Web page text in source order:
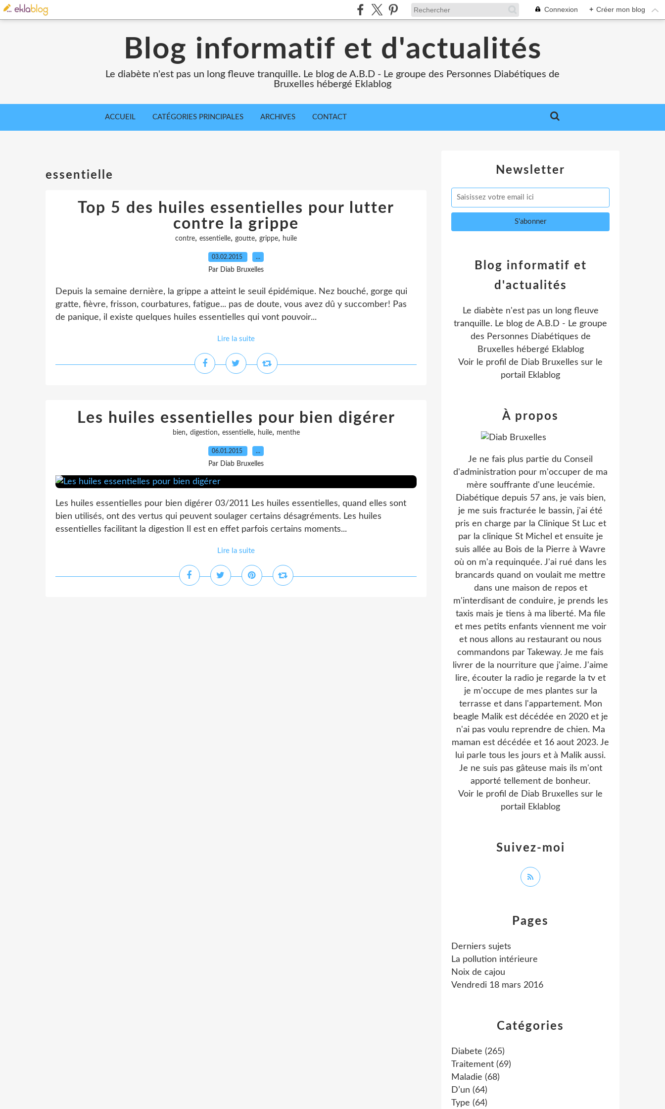
Connexion + Créer mon blog
Blog informatif et d'actualités
Le diabète n'est pas un long fleuve tranquille. Le blog de A.B.D - Le groupe des Personnes Diabétiques de
Bruxelles hébergé Eklablog
ACCUEIL CATÉGORIES PRINCIPALES ARCHIVES CONTACT
essentielle
Top 5 des huiles essentielles pour lutter
contre la grippe
contre, essentielle, goutte, grippe, huile
03.02.2015 …
Par Diab Bruxelles
Depuis la semaine dernière, la grippe a atteint le seuil épidémique. Nez bouché, gorge qui
gratte, fièvre, frisson, courbatures, fatigue... pas de doute, vous avez dû y succomber! Pas
de panique, il existe quelques huiles essentielles qui vont pouvoir...
Lire la suite
Les huiles essentielles pour bien digérer
bien, digestion, essentielle, huile, menthe
06.01.2015 …
Par Diab Bruxelles
Les huiles essentielles pour bien digérer 03/2011 Les huiles essentielles, quand elles sont
bien utilisés, ont des vertus qui peuvent soulager certains désagréments. Les huiles
essentielles facilitant la digestion Il est en effet parfois certains moments...
Lire la suite
Newsletter
Catégories
Diabete (265)
Traitement (69)
Maladie (68)
D’un (64)
Type (64)
Pages
Derniers sujets
La pollution intérieure
Noix de cajou
Vendredi 18 mars 2016
Blog informatif et
d'actualités
Le diabète n'est pas un long fleuve
tranquille. Le blog de A.B.D - Le groupe
des Personnes Diabétiques de
Bruxelles hébergé Eklablog
Voir le profil de Diab Bruxelles sur le
portail Eklablog
Suivez-moi
À propos
Je ne fais plus partie du Conseil
d'administration pour m'occuper de ma
mère souffrante d'une leucémie.
Diabétique depuis 57 ans, je vais bien,
je me suis fracturée le bassin, j'ai été
pris en charge par la Clinique St Luc et
par la clinique St Michel et ensuite je
suis allée au Bois de la Pierre à Wavre
où on m'a requinquée. J'ai rué dans les
brancards quand on voulait me mettre
dans une maison de repos et
m'interdisant de conduire, je prends les
taxis mais je tiens à ma liberté. Ma file
et mes petits enfants viennent me voir
et nous allons au restaurant ou nous
commandons par Takeway. Je me fais
livrer de la nourriture que j'aime. J'aime
lire, écouter la radio je regarde la tv et
je m'occupe de mes plantes sur la
terrasse et dans l'appartement. Mon
beagle Malik est décédée en 2020 et je
n'ai pas voulu reprendre de chien. Ma
maman est décédée et 16 aout 2023. Je
lui parle tous les jours et à Malik aussi.
Je ne suis pas gâteuse mais ils m'ont
apporté tellement de bonheur.
Voir le profil de Diab Bruxelles sur le
portail Eklablog